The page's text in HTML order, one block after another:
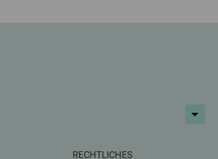
RECHTLICHES